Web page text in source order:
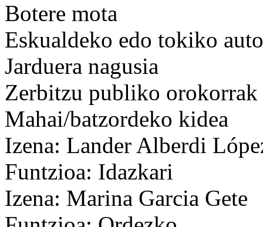
Botere mota
Eskualdeko edo tokiko
Jarduera nagusia
Zerbitzu publiko orokorrak
Mahai/batzordeko kidea
Izena: Lander Alberdi
Funtzioa: Idazkari
Izena: Marina Garcia Gete